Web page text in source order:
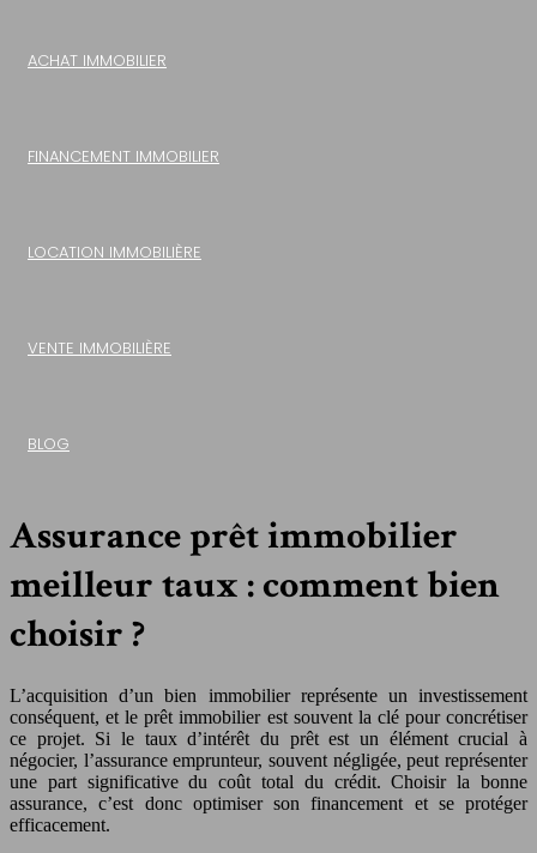
ACHAT IMMOBILIER
FINANCEMENT IMMOBILIER
LOCATION IMMOBILIÈRE
VENTE IMMOBILIÈRE
BLOG
Assurance prêt immobilier
meilleur taux : comment bien
choisir ?
L’acquisition d’un bien immobilier représente un investissement
conséquent, et le prêt immobilier est souvent la clé pour concrétiser
ce projet. Si le taux d’intérêt du prêt est un élément crucial à
négocier, l’assurance emprunteur, souvent négligée, peut représenter
une part significative du coût total du crédit. Choisir la bonne
assurance, c’est donc optimiser son financement et se protéger
efficacement.